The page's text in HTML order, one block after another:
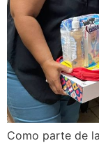
Como parte de